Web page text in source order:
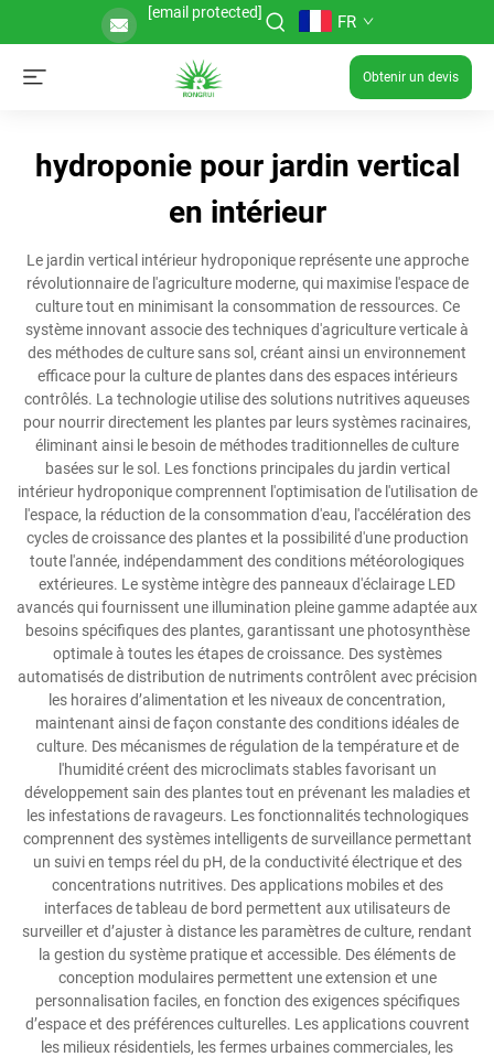
[email protected] FR
Obtenir un devis
hydroponie pour jardin vertical
en intérieur
Le jardin vertical intérieur hydroponique représente une approche
révolutionnaire de l'agriculture moderne, qui maximise l'espace de
culture tout en minimisant la consommation de ressources. Ce
système innovant associe des techniques d'agriculture verticale à
des méthodes de culture sans sol, créant ainsi un environnement
efficace pour la culture de plantes dans des espaces intérieurs
contrôlés. La technologie utilise des solutions nutritives aqueuses
pour nourrir directement les plantes par leurs systèmes racinaires,
éliminant ainsi le besoin de méthodes traditionnelles de culture
basées sur le sol. Les fonctions principales du jardin vertical
intérieur hydroponique comprennent l'optimisation de l'utilisation de
l'espace, la réduction de la consommation d'eau, l'accélération des
cycles de croissance des plantes et la possibilité d'une production
toute l'année, indépendamment des conditions météorologiques
extérieures. Le système intègre des panneaux d'éclairage LED
avancés qui fournissent une illumination pleine gamme adaptée aux
besoins spécifiques des plantes, garantissant une photosynthèse
optimale à toutes les étapes de croissance. Des systèmes
automatisés de distribution de nutriments contrôlent avec précision
les horaires d’alimentation et les niveaux de concentration,
maintenant ainsi de façon constante des conditions idéales de
culture. Des mécanismes de régulation de la température et de
l'humidité créent des microclimats stables favorisant un
développement sain des plantes tout en prévenant les maladies et
les infestations de ravageurs. Les fonctionnalités technologiques
comprennent des systèmes intelligents de surveillance permettant
un suivi en temps réel du pH, de la conductivité électrique et des
concentrations nutritives. Des applications mobiles et des
interfaces de tableau de bord permettent aux utilisateurs de
surveiller et d’ajuster à distance les paramètres de culture, rendant
la gestion du système pratique et accessible. Des éléments de
conception modulaires permettent une extension et une
personnalisation faciles, en fonction des exigences spécifiques
d’espace et des préférences culturelles. Les applications couvrent
les milieux résidentiels, les fermes urbaines commerciales, les